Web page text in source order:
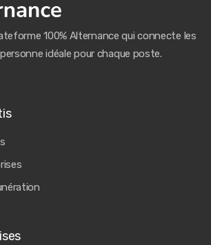
100% Alternance qui connecte les
idéale pour chaque poste.